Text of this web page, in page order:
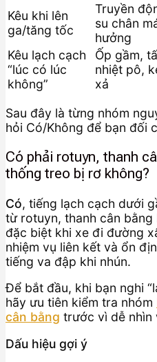
Kêu khi lên
ga/tăng tốc
Truyền
su chân
hưởng
Kêu lạch cạch
“lúc có lúc
không”
Ốp gầm,
nhiệt pô,
xả
Sau đây là từng nhóm
hỏi Có/Không để bạn đối
Có phải rotuyn, thanh
thống treo bị rơ không?
Có, tiếng lạch cạch dưới
từ rotuyn, thanh cân
đặc biệt khi xe đi đường
nhiệm vụ liên kết và ổn
tiếng va đập khi nhún.
Để bắt đầu, khi bạn nghi
hãy ưu tiên kiểm tra nhóm
cân bằng trước vì dễ nhìn
Dấu hiệu gợi ý